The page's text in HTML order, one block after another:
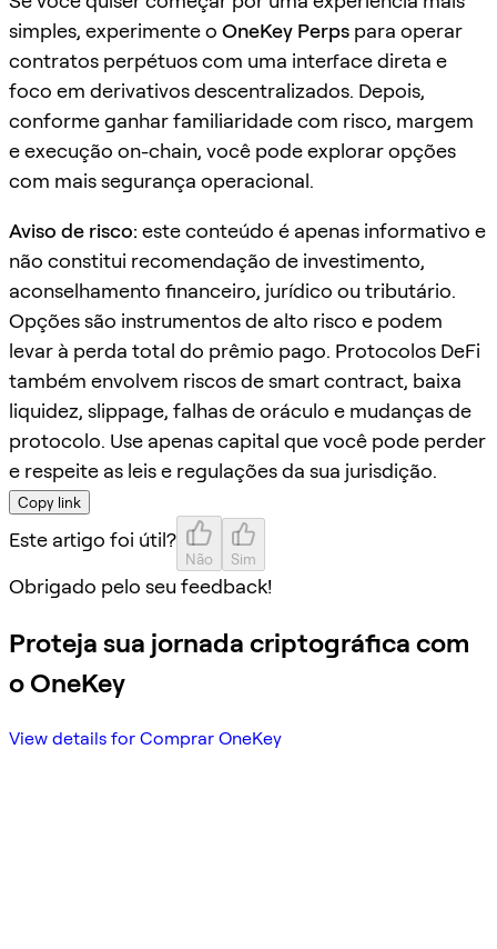
simples, experimente o OneKey Perps para operar
contratos perpétuos com uma interface direta e
foco em derivativos descentralizados. Depois,
conforme ganhar familiaridade com risco, margem
e execução on-chain, você pode explorar opções
com mais segurança operacional.
Aviso de risco: este conteúdo é apenas informativo e
não constitui recomendação de investimento,
aconselhamento financeiro, jurídico ou tributário.
Opções são instrumentos de alto risco e podem
levar à perda total do prêmio pago. Protocolos DeFi
também envolvem riscos de smart contract, baixa
liquidez, slippage, falhas de oráculo e mudanças de
protocolo. Use apenas capital que você pode perder
e respeite as leis e regulações da sua jurisdição.
Copy link
Este artigo foi útil?
Não Sim
Obrigado pelo seu feedback!
Proteja sua jornada criptográfica com
o OneKey
View details for Comprar OneKey